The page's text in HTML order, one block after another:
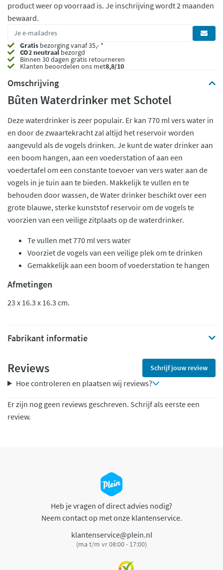
product weer op voorraad is. Je inschrijving wordt 2 maanden
bewaard.
Gratis bezorging vanaf 35,- *
CO2 neutraalbezorgd
Binnen 30 dagen gratis retourneren
Klanten beoordelen ons met8,8/10
Omschrijving
Bûten Waterdrinker met Schotel
Deze waterdrinker is zeer populair. Er kan 770 ml vers water in
en door de zwaartekracht zal altijd het reservoir worden
aangevuld als de vogels drinken. Je kunt de water drinker aan
een boom hangen, aan een voederstation of aan een
voedertafel om een constante toevoer van vers water aan de
vogels in je tuin aan te bieden. Makkelijk te vullen en te
behouden door wassen, de Water drinker beschikt over een
grote blauwe, sterke kunststof reservoir om de vogels te
voorzien van een veilige zitplaats op de waterdrinker.
Te vullen met 770 ml vers water
Voorziet de vogels van een veilige plek om te drinken
Gemakkelijk aan een boom of voederstation te hangen
Afmetingen
23 x 16.3 x 16.3 cm.
Fabrikant informatie
Reviews Schrijf jouw review
Hoe controleren en plaatsen wij reviews?
Er zijn nog geen reviews geschreven. Schrijf als eerste een
review.
Heb je vragen of direct advies nodig?
Neem contact op met onze klantenservice.
klantenservice@plein.nl
(ma t/m vr 08:00 - 17:00)